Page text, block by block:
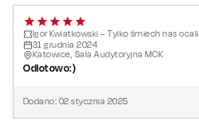
Igor Kwiatkowski – Tylko śmiech nas ocali
31 grudnia 2024
Katowice, Sala Audytoryjna MCK
Odlotowo:)
Dodano: 02 stycznia 2025